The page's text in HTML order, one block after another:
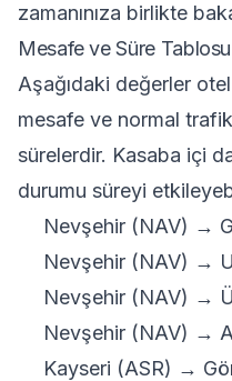
zamanınıza birlikte
Mesafe ve Süre
Aşağıdaki değerler
mesafe ve normal
sürelerdir. Kasaba içi
durumu süreyi
Nevşehir (NAV) →
Nevşehir (NAV) →
Nevşehir (NAV) →
Nevşehir (NAV) →
Kayseri (ASR) →